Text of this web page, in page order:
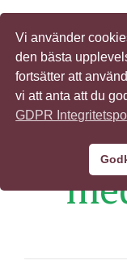
Vi använder
den bästa
fortsätter att
vi att anta att du
GDPR